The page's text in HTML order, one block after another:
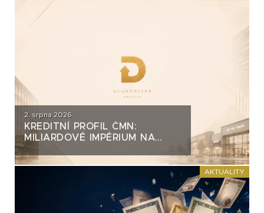
2. srpna 2026
KREDITNÍ PROFIL ČMN:
MILIARDOVÉ IMPÉRIUM NA
AKTUALITY